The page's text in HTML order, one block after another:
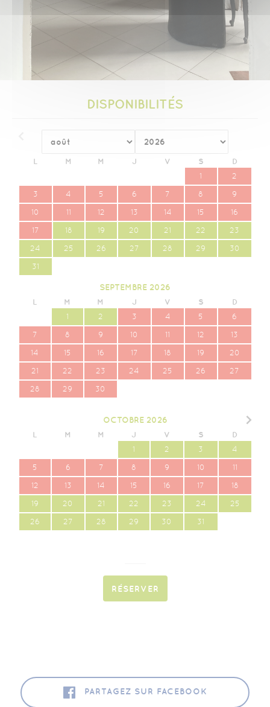
DISPONIBILITÉS
L M M J V S
D
1
2
3
4 5 6 7 8
9
10
11 12 13 14 15
16
17
18 19 20 21 22
23
24
25 26 27 28 29
30
31
SEPTEMBRE 2026
L M M J V S
D
1
2 3 4 5
6
7
8 9 10 11 12
13
14
15 16 17 18 19
20
21
22 23 24 25 26
27
28
29 30
OCTOBRE 2026
L M M J V S
D
1
2 3
4
5
6 7 8 9 10
11
12
13 14 15 16 17
18
19
20 21 22 23 24
25
26
27 28 29 30 31
RÉSERVER
PARTAGEZ SUR FACEBOOK